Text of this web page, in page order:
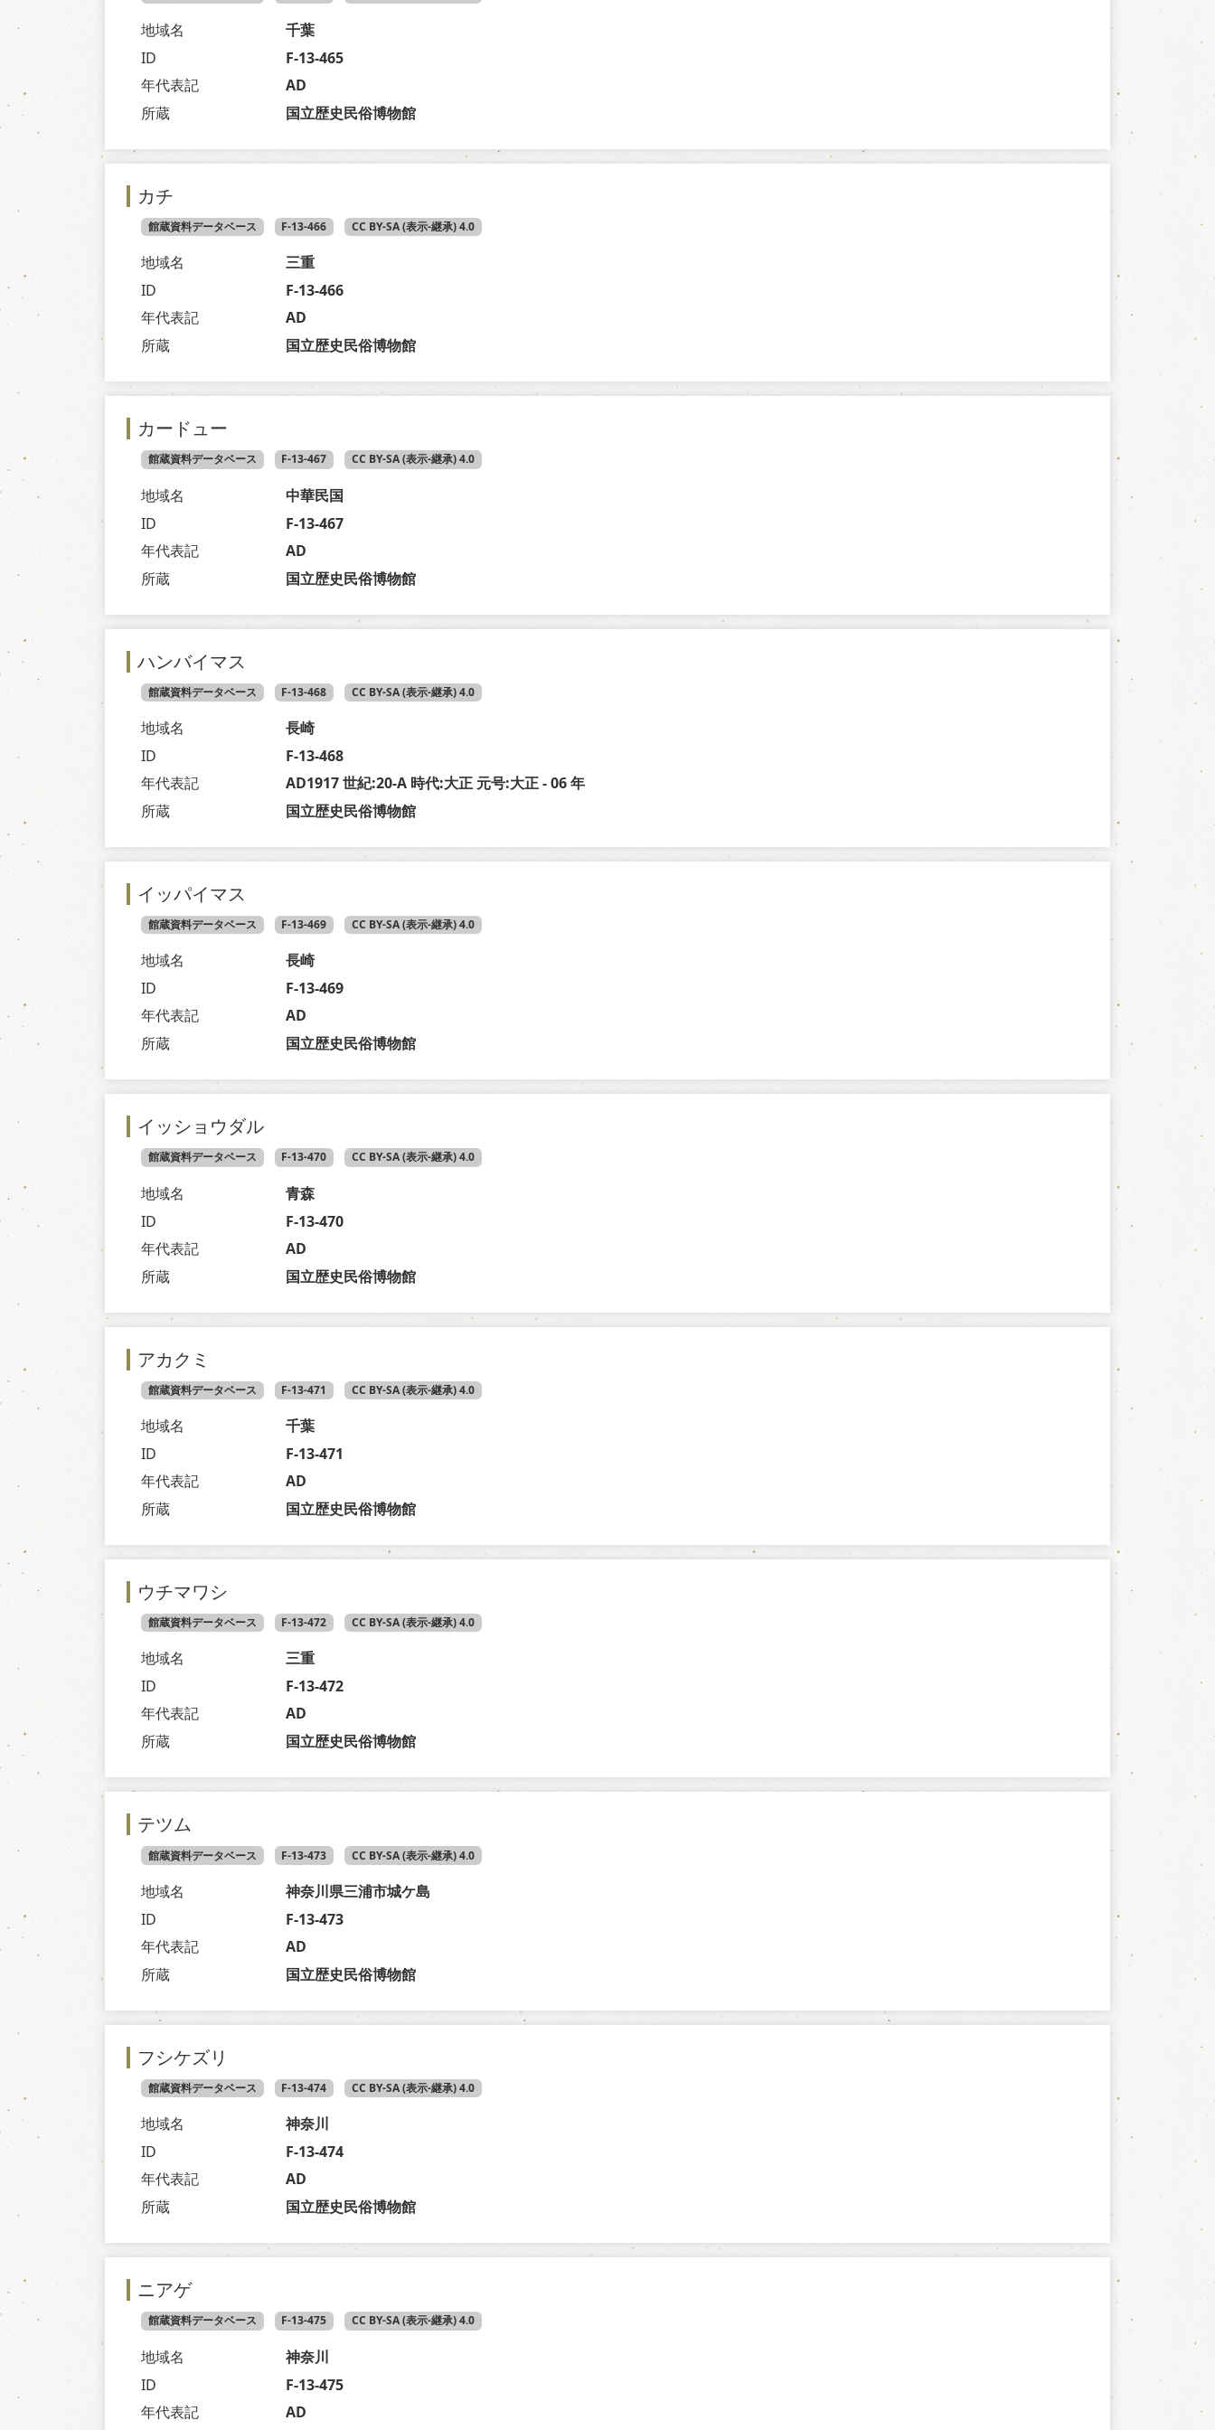
地域名
千葉
ID
F-13-465
年代表記
AD
所蔵
国立歴史民俗博物館
カチ
館蔵資料データベース F-13-466 CC BY-SA (表示-継承) 4.0
地域名
三重
ID
F-13-466
年代表記
AD
所蔵
国立歴史民俗博物館
カードュー
館蔵資料データベース F-13-467 CC BY-SA (表示-継承) 4.0
地域名
中華民国
ID
F-13-467
年代表記
AD
所蔵
国立歴史民俗博物館
ハンバイマス
館蔵資料データベース F-13-468 CC BY-SA (表示-継承) 4.0
地域名
長崎
ID
F-13-468
年代表記
AD1917 世紀:20-A 時代:大正 元号:大正 - 06 年
所蔵
国立歴史民俗博物館
イッパイマス
館蔵資料データベース F-13-469 CC BY-SA (表示-継承) 4.0
地域名
長崎
ID
F-13-469
年代表記
AD
所蔵
国立歴史民俗博物館
イッショウダル
館蔵資料データベース F-13-470 CC BY-SA (表示-継承) 4.0
地域名
青森
ID
F-13-470
年代表記
AD
所蔵
国立歴史民俗博物館
アカクミ
館蔵資料データベース F-13-471 CC BY-SA (表示-継承) 4.0
地域名
千葉
ID
F-13-471
年代表記
AD
所蔵
国立歴史民俗博物館
ウチマワシ
館蔵資料データベース F-13-472 CC BY-SA (表示-継承) 4.0
地域名
三重
ID
F-13-472
年代表記
AD
所蔵
国立歴史民俗博物館
テツム
館蔵資料データベース F-13-473 CC BY-SA (表示-継承) 4.0
地域名
神奈川県三浦市城ケ島
ID
F-13-473
年代表記
AD
所蔵
国立歴史民俗博物館
フシケズリ
館蔵資料データベース F-13-474 CC BY-SA (表示-継承) 4.0
地域名
神奈川
ID
F-13-474
年代表記
AD
所蔵
国立歴史民俗博物館
ニアゲ
館蔵資料データベース F-13-475 CC BY-SA (表示-継承) 4.0
地域名
神奈川
ID
F-13-475
年代表記
AD